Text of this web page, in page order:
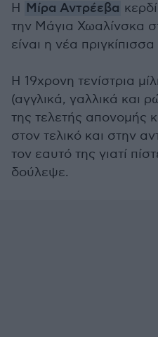
Η Μίρα Αντρέεβα
την Μάγια Χωαλίνσκα
είναι η νέα πριγκίπισσα
Η 19χρονη τενίστρια
(αγγλικά, γαλλικά και
της τελετής απονομής
στον τελικό και στην
τον εαυτό της γιατί
δούλεψε.